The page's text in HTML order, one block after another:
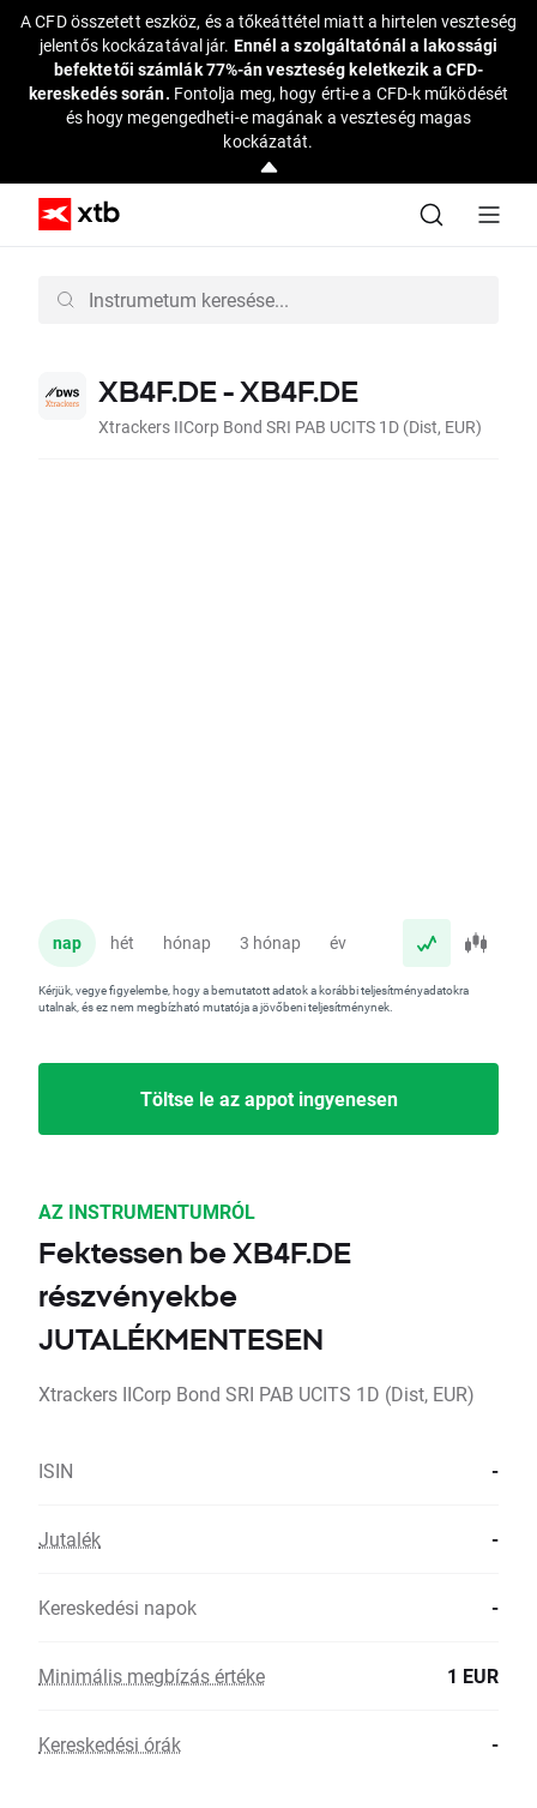
A CFD összetett eszköz, és a tőkeáttétel miatt a hirtelen veszteség
jelentős kockázatával jár. Ennél a szolgáltatónál a lakossági
befektetői számlák 77%-án veszteség keletkezik a CFD-
kereskedés során. Fontolja meg, hogy érti-e a CFD-k működését
és hogy megengedheti-e magának a veszteség magas
kockázatát.
XB4F.DE - XB4F.DE
Xtrackers IICorp Bond SRI PAB UCITS 1D (Dist, EUR)
nap hét hónap 3 hónap év
Kérjük, vegye figyelembe, hogy a bemutatott adatok a korábbi teljesítményadatokra
utalnak, és ez nem megbízható mutatója a jövőbeni teljesítménynek.
Töltse le az appot ingyenesen
AZ INSTRUMENTUMRÓL
Fektessen be XB4F.DE
részvényekbe
JUTALÉKMENTESEN
Xtrackers IICorp Bond SRI PAB UCITS 1D (Dist, EUR)
ISIN -
Jutalék -
Kereskedési napok -
Minimális megbízás értéke 1 EUR
Kereskedési órák -